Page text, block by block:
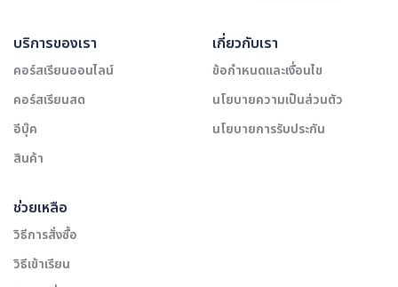
บริการของเรา
คอร์สเรียนออนไลน์
คอร์สเรียนสด
อีบุ๊ค
สินค้า
เกี่ยวกับเรา
ข้อกำหนดและเงื่อนไข
นโยบายความเป็นส่วนตัว
นโยบายการรับประกัน
ช่วยเหลือ
วิธีการสั่งซื้อ
วิธีเข้าเรียน